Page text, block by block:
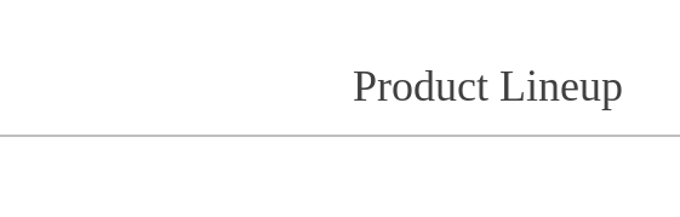
Product Lineup